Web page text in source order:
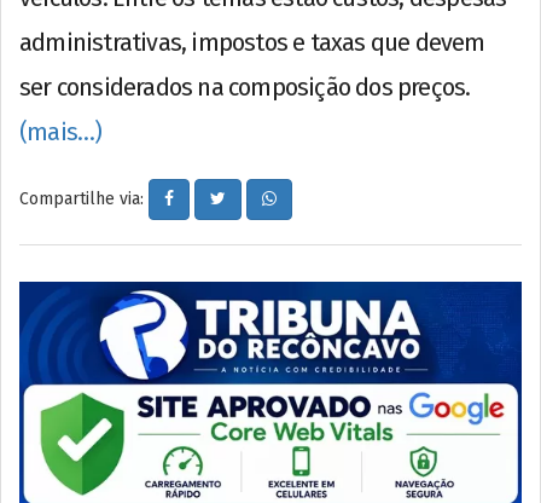
administrativas, impostos e taxas que devem
ser considerados na composição dos preços.
(mais…)
Compartilhe via: